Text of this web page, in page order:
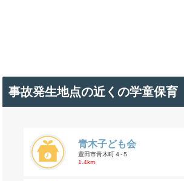
事故発生地点の近くの学童保育
青木子ども会
豊田市青木町４-５
1.4km